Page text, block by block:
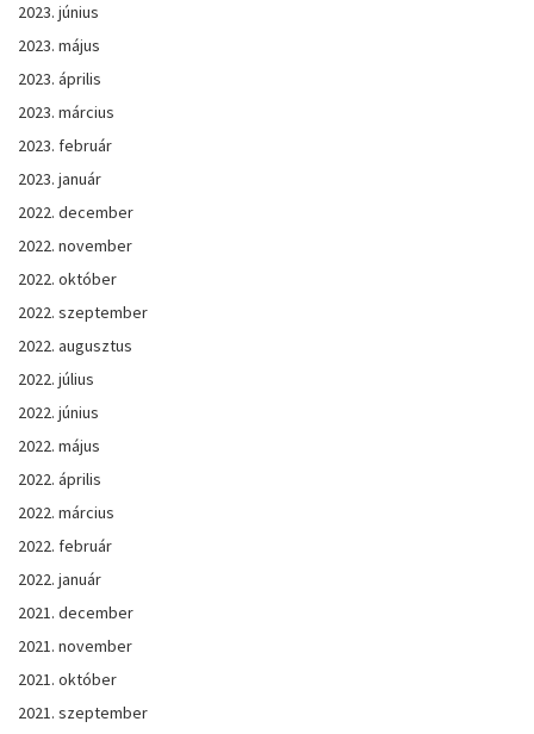
2023. június
2023. május
2023. április
2023. március
2023. február
2023. január
2022. december
2022. november
2022. október
2022. szeptember
2022. augusztus
2022. július
2022. június
2022. május
2022. április
2022. március
2022. február
2022. január
2021. december
2021. november
2021. október
2021. szeptember